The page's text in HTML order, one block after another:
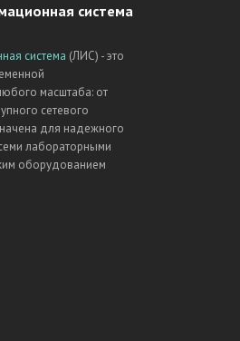
система
система (ЛИС) - это
масштаба: от
сетевого
для надежного
лабораторными
оборудованием